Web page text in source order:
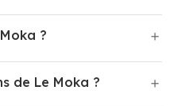
?
de Le Moka ?